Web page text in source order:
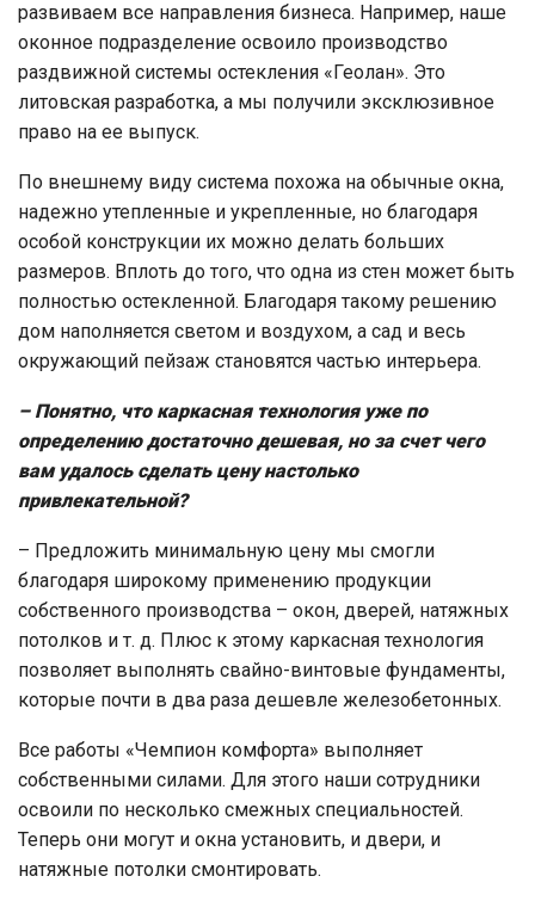
развиваем все направления бизнеса. Например, наше
оконное подразделение освоило производство
раздвижной системы остекления «Геолан». Это
литовская разработка, а мы получили эксклюзивное
право на ее выпуск.
По внешнему виду система похожа на обычные окна,
надежно утепленные и укрепленные, но благодаря
особой конструкции их можно делать больших
размеров. Вплоть до того, что одна из стен может быть
полностью остекленной. Благодаря такому решению
дом наполняется светом и воздухом, а сад и весь
окружающий пейзаж становятся частью интерьера.
– Понятно, что каркасная технология уже по
определению достаточно дешевая, но за счет чего
вам удалось сделать цену настолько
привлекательной?
– Предложить минимальную цену мы смогли
благодаря широкому применению продукции
собственного производства – окон, дверей, натяжных
потолков и т. д. Плюс к этому каркасная технология
позволяет выполнять свайно-винтовые фундаменты,
которые почти в два раза дешевле железобетонных.
Все работы «Чемпион комфорта» выполняет
собственными силами. Для этого наши сотрудники
освоили по несколько смежных специальностей.
Теперь они могут и окна установить, и двери, и
натяжные потолки смонтировать.